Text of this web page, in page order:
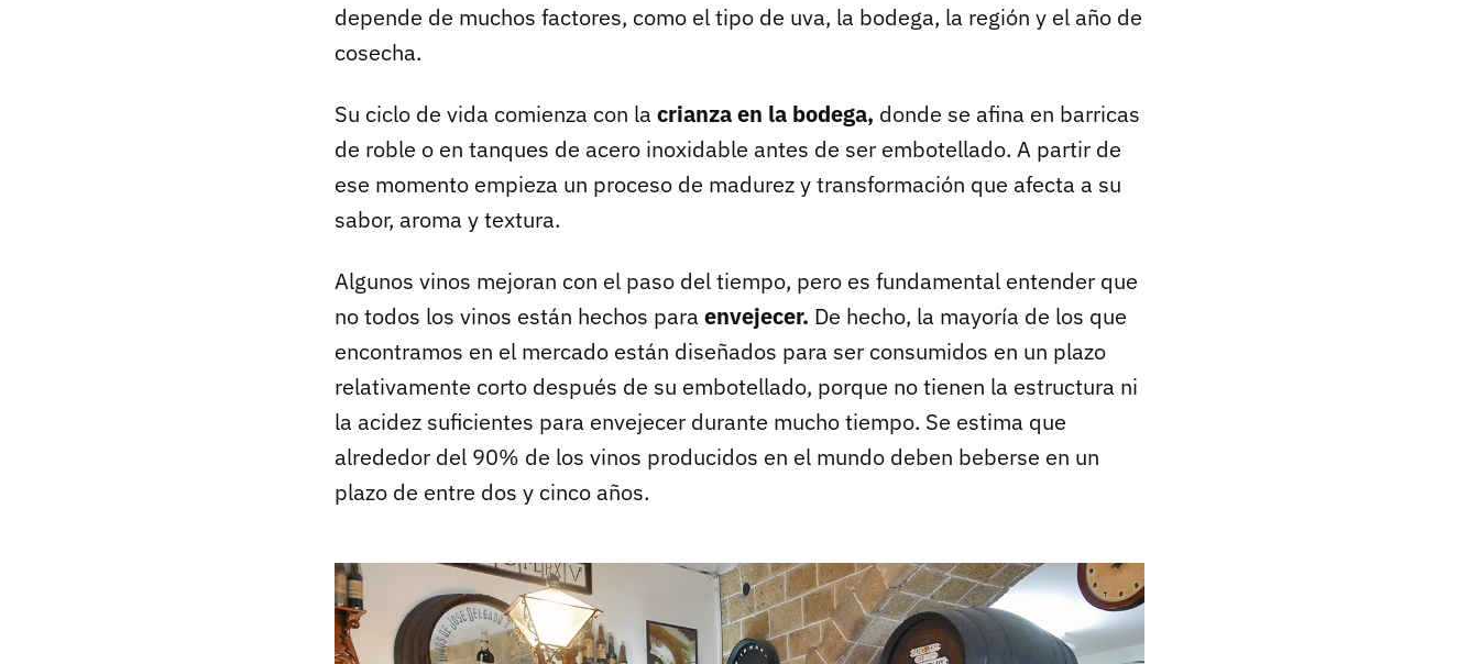
depende de muchos factores, como el tipo de uva, la bodega, la región y el año de
cosecha.
Su ciclo de vida comienza con la crianza en la bodega, donde se afina en barricas
de roble o en tanques de acero inoxidable antes de ser embotellado. A partir de
ese momento empieza un proceso de madurez y transformación que afecta a su
sabor, aroma y textura.
Algunos vinos mejoran con el paso del tiempo, pero es fundamental entender que
no todos los vinos están hechos para envejecer. De hecho, la mayoría de los que
encontramos en el mercado están diseñados para ser consumidos en un plazo
relativamente corto después de su embotellado, porque no tienen la estructura ni
la acidez suficientes para envejecer durante mucho tiempo. Se estima que
alrededor del 90% de los vinos producidos en el mundo deben beberse en un
plazo de entre dos y cinco años.